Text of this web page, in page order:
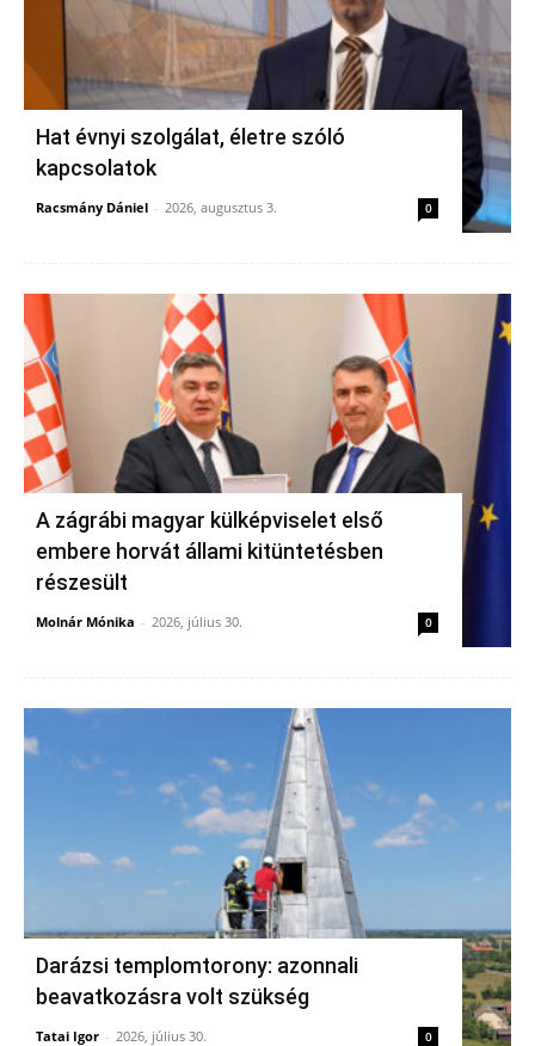
Hat évnyi szolgálat, életre szóló
kapcsolatok
Racsmány Dániel - 2026, augusztus 3. 0
A zágrábi magyar külképviselet első
embere horvát állami kitüntetésben
részesült
Molnár Mónika - 2026, július 30. 0
Darázsi templomtorony: azonnali
beavatkozásra volt szükség
Tatai Igor - 2026, július 30. 0